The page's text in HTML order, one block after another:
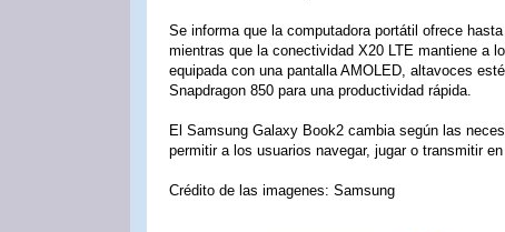
Se informa que la computadora portátil ofrece
mientras que la conectividad X20 LTE mantiene a
equipada con una pantalla AMOLED, altavoces
Snapdragon 850 para una productividad rápida.
El Samsung Galaxy Book2 cambia según las
permitir a los usuarios navegar, jugar o transmitir
Crédito de las imagenes: Samsung